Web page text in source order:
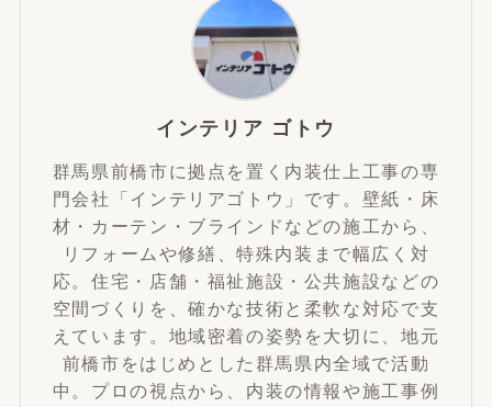
インテリア ゴトウ
群馬県前橋市に拠点を置く内装仕上工事の専
門会社「インテリアゴトウ」です。壁紙・床
材・カーテン・ブラインドなどの施工から、
リフォームや修繕、特殊内装まで幅広く対
応。住宅・店舗・福祉施設・公共施設などの
空間づくりを、確かな技術と柔軟な対応で支
えています。地域密着の姿勢を大切に、地元
前橋市をはじめとした群馬県内全域で活動
中。プロの視点から、内装の情報や施工事例